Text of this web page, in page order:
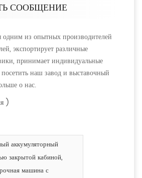
СООБЩЕНИЕ
из опытных производителей
экспортирует различные
принимает индивидуальные
наш завод и выставочный
о нас.
)
аккумуляторный
закрытой кабиной,
машина с